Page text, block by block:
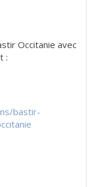
Occitanie avec
:
bastir-